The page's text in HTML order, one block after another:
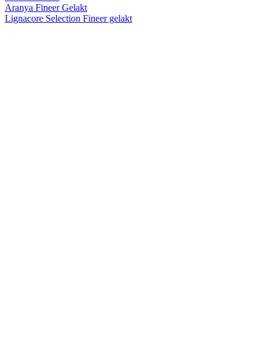
Aranya Fineer Gelakt
Lignacore Selection Fineer gelakt